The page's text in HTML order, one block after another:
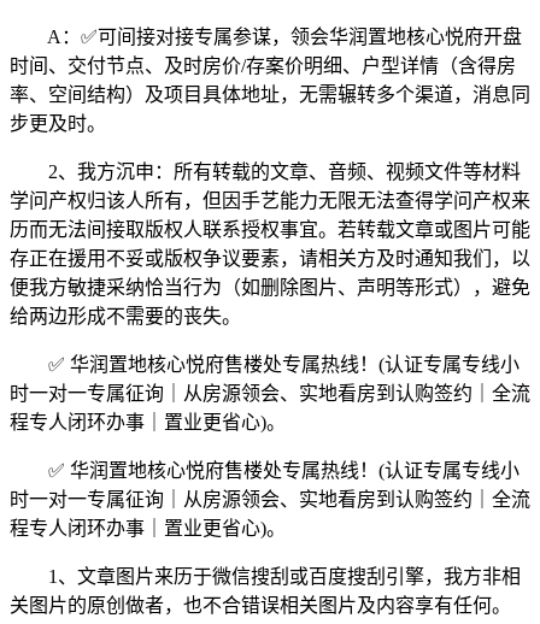
A：✅可间接对接专属参谋，领会华润置地核心悦府开盘
时间、交付节点、及时房价/存案价明细、户型详情（含得房
率、空间结构）及项目具体地址，无需辗转多个渠道，消息同
步更及时。
2、我方沉申：所有转载的文章、音频、视频文件等材料
学问产权归该人所有，但因手艺能力无限无法查得学问产权来
历而无法间接取版权人联系授权事宜。若转载文章或图片可能
存正在援用不妥或版权争议要素，请相关方及时通知我们，以
便我方敏捷采纳恰当行为（如删除图片、声明等形式），避免
给两边形成不需要的丧失。
✅ 华润置地核心悦府售楼处专属热线！(认证专属专线小
时一对一专属征询｜从房源领会、实地看房到认购签约｜全流
程专人闭环办事｜置业更省心)。
✅ 华润置地核心悦府售楼处专属热线！(认证专属专线小
时一对一专属征询｜从房源领会、实地看房到认购签约｜全流
程专人闭环办事｜置业更省心)。
1、文章图片来历于微信搜刮或百度搜刮引擎，我方非相
关图片的原创做者，也不合错误相关图片及内容享有任何。